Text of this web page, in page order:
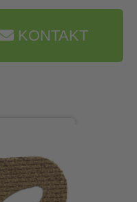
KONTAKT